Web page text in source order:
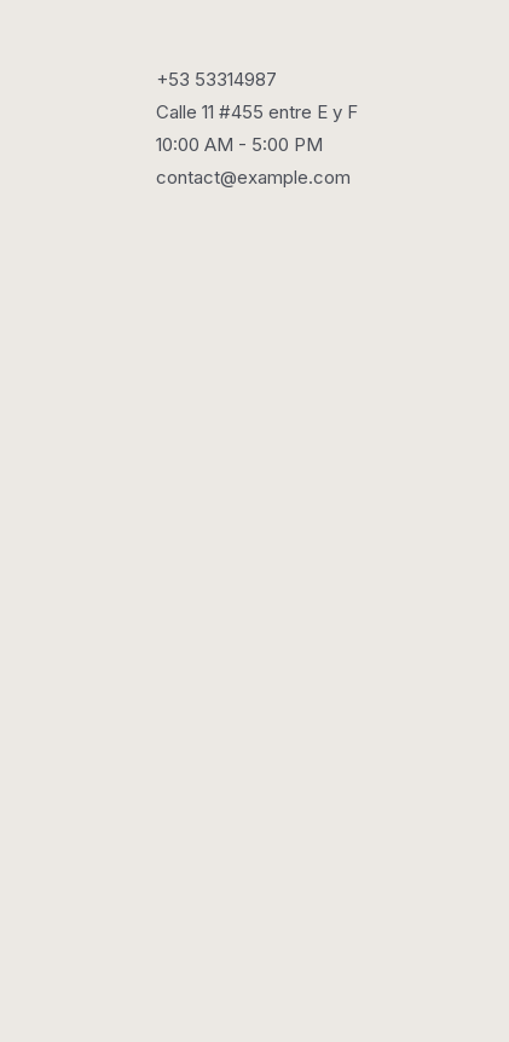
+53 53314987
Calle 11 #455 entre E y F
10:00 AM - 5:00 PM
contact@example.com